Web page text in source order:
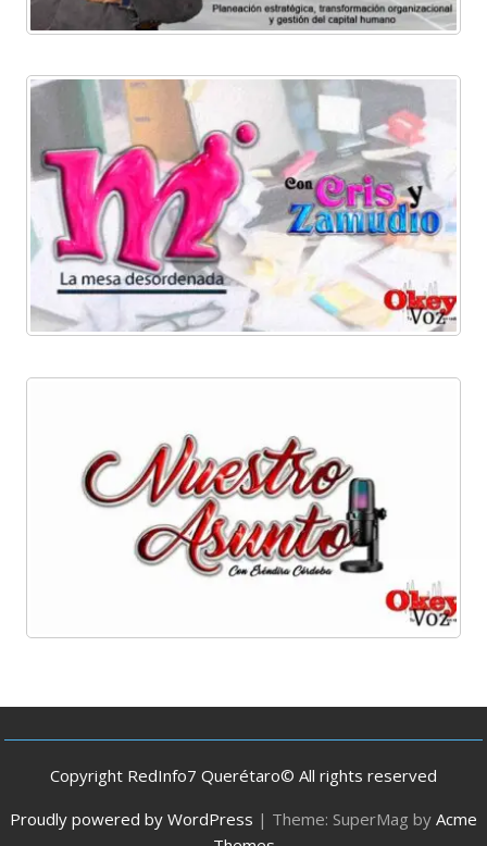
Copyright RedInfo7 Querétaro© All rights reserved
Proudly powered by WordPress | Theme: SuperMag by Acme